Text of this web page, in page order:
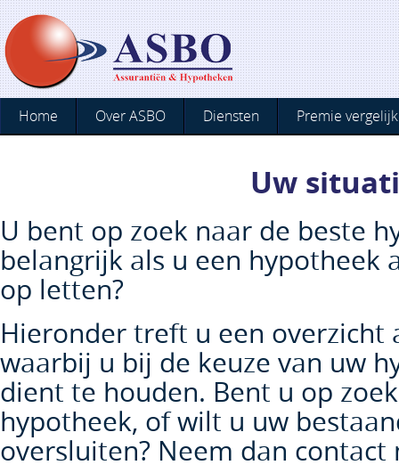
Home Over ASBO Diensten Premie
Uw
U bent op zoek naar de beste
belangrijk als u een hypotheek
op letten?
Hieronder treft u een overzicht
waarbij u bij de keuze van uw
dient te houden. Bent u op
hypotheek, of wilt u uw
oversluiten? Neem dan